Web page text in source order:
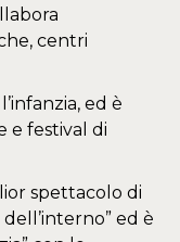
centri
ed è
e festival di
spettacolo di
ed è